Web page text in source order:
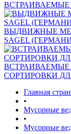
ВЫДВИЖНЫЕ
SAGEL
СОРТИРОВКИ
Главная
•
Мусорные
•
Мусорные